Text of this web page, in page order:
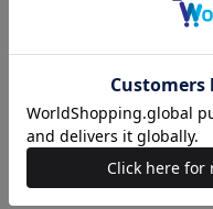
58cm
生地の厚さ
薄手